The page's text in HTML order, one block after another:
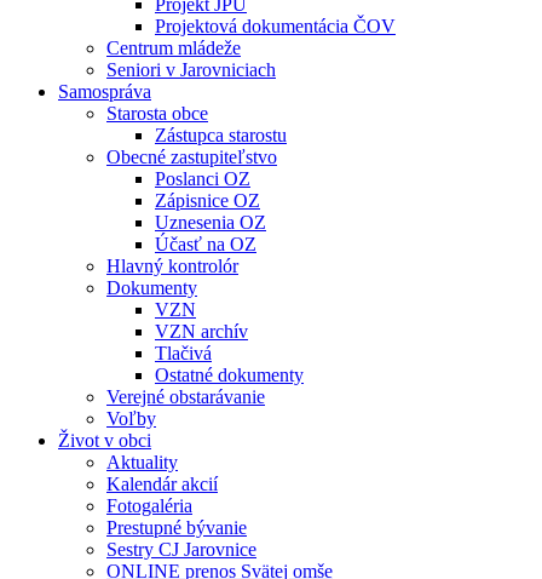
Projekt JPÚ
Projektová dokumentácia ČOV
Centrum mládeže
Seniori v Jarovniciach
Samospráva
Starosta obce
Zástupca starostu
Obecné zastupiteľstvo
Poslanci OZ
Zápisnice OZ
Uznesenia OZ
Účasť na OZ
Hlavný kontrolór
Dokumenty
VZN
VZN archív
Tlačivá
Ostatné dokumenty
Verejné obstarávanie
Voľby
Život v obci
Aktuality
Kalendár akcií
Fotogaléria
Prestupné bývanie
Sestry CJ Jarovnice
ONLINE prenos Svätej omše